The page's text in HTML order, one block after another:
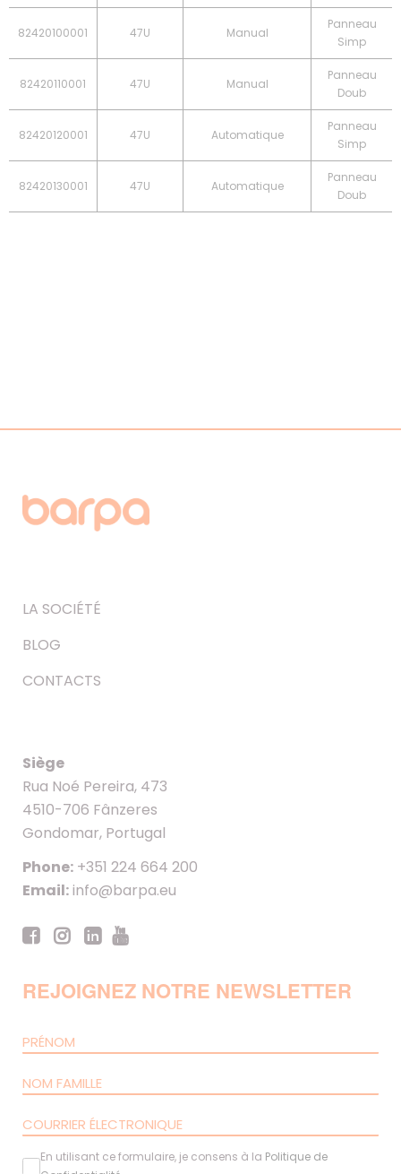
82420100001 47U Manual
Panneau
Simp
82420110001 47U Manual
Panneau
Doub
82420120001 47U Automatique
Panneau
Simp
82420130001 47U Automatique
Panneau
Doub
LA SOCIÉTÉ
BLOG
CONTACTS
Siège
Rua Noé Pereira, 473
4510-706 Fânzeres
Gondomar, Portugal
Phone: +351 224 664 200
Email:info@barpa.eu
REJOIGNEZ NOTRE NEWSLETTER
En utilisant ce formulaire, je consens à la Politique de